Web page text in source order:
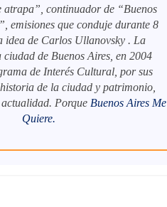
atrapa”, continuador de “Buenos
emisiones que conduje durante 8
idea de Carlos Ullanovsky . La
de Buenos Aires, en 2004
de Interés Cultural, por sus
de la ciudad y patrimonio,
Porque Buenos Aires Me
Quiere.